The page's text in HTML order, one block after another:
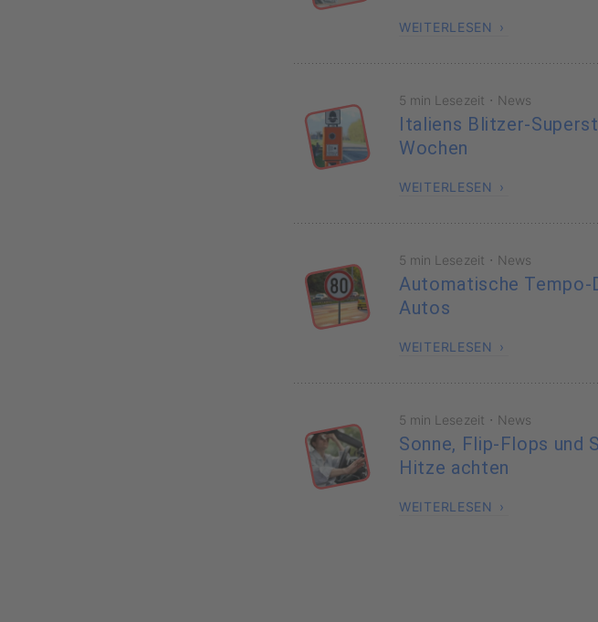
WEITERLESEN
5 min Lesezeit · News
Italiens Blitzer-
Wochen
WEITERLESEN
5 min Lesezeit · News
Automatische Tempo-
Autos
WEITERLESEN
5 min Lesezeit · News
Sonne, Flip-Flops und
Hitze achten
WEITERLESEN